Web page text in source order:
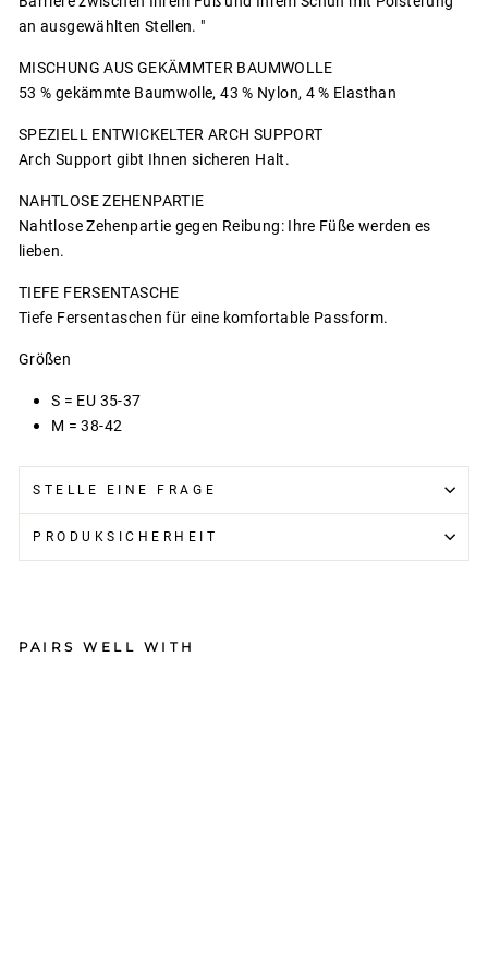
an ausgewählten Stellen. "
MISCHUNG AUS GEKÄMMTER BAUMWOLLE
53 % gekämmte Baumwolle, 43 % Nylon, 4 % Elasthan
SPEZIELL ENTWICKELTER ARCH SUPPORT
Arch Support gibt Ihnen sicheren Halt.
NAHTLOSE ZEHENPARTIE
Nahtlose Zehenpartie gegen Reibung: Ihre Füße werden es
lieben.
TIEFE FERSENTASCHE
Tiefe Fersentaschen für eine komfortable Passform.
Größen
S = EU 35-37
M = 38-42
STELLE EINE FRAGE
PRODUKSICHERHEIT
PAIRS WELL WITH